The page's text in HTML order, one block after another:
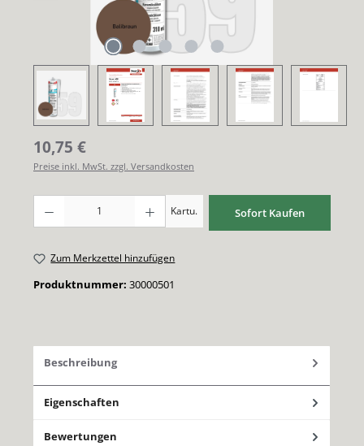
Regulärer Preis:
10,75 €
Preise inkl. MwSt. zzgl. Versandkosten
Produkt Anzahl: Gib den gewünschten Wert ein oder benutze die Schaltflächen um
Kartu. Sofort Kaufen
Zum Merkzettel hinzufügen
Produktnummer: 30000501
Beschreibung
Eigenschaften
Bewertungen